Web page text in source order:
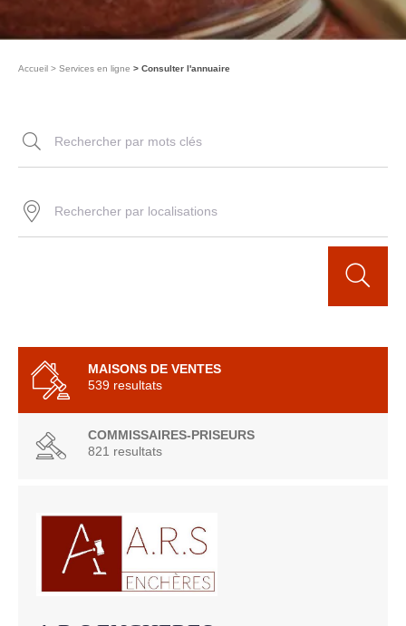
Accueil Services en ligne Consulter l'annuaire
Rechercher par mots clés
Rechercher par localisations
MAISONS DE VENTES
539 resultats
COMMISSAIRES-PRISEURS
821 resultats